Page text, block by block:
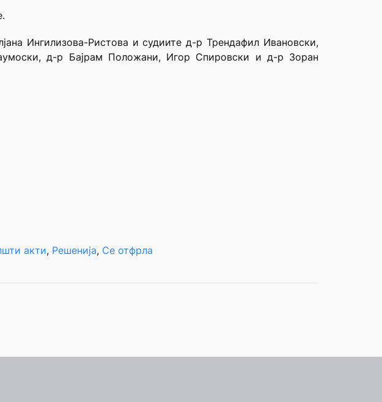
Ингилизова-Ристова и судиите д-р Трендафил Ивановски,
д-р Бајрам Положани, Игор Спировски и д-р Зоран
акти, Решенија, Се отфрла